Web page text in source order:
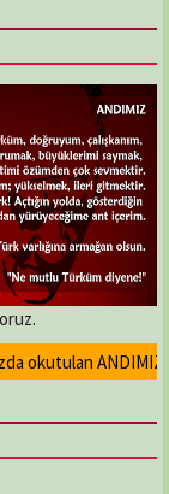
okutulan ANDIMIZ'ın